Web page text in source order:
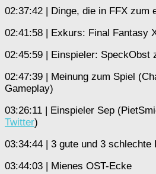
02:37:42 | Dinge, die in FFX zum
02:41:58 | Exkurs: Final Fantasy
02:45:59 | Einspieler: SpeckObst
02:47:39 | Meinung zum Spiel
Gameplay)
03:26:11 | Einspieler Sep
Twitter)
03:34:44 | 3 gute und 3 schlechte
03:44:03 | Mienes OST-Ecke